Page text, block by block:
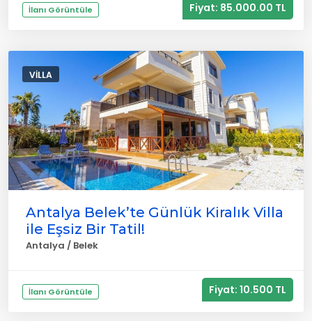
İlanı Görüntüle Fiyat: 85.000.00 TL
VILLA
Antalya Belek’te Günlük Kiralık Villa
ile Eşsiz Bir Tatil!
Antalya / Belek
İlanı Görüntüle Fiyat: 10.500 TL